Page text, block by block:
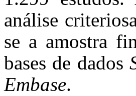
análise
se a amostra
bases de dados
Embase.